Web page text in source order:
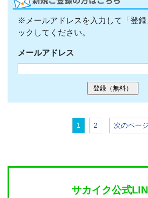
※メールアドレスを入力して「登録
ックしてください。
メールアドレス
1 2 次のページ
サカイク公式